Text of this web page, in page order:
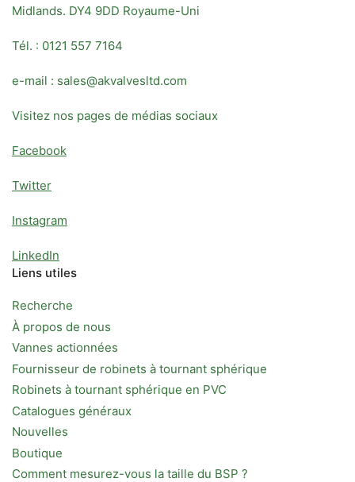
Midlands. DY4 9DD Royaume-Uni
Tél. : 0121 557 7164
e-mail : sales@akvalvesltd.com
Visitez nos pages de médias sociaux
Facebook
Twitter
Instagram
LinkedIn
Liens utiles
Recherche
À propos de nous
Vannes actionnées
Fournisseur de robinets à tournant sphérique
Robinets à tournant sphérique en PVC
Catalogues généraux
Nouvelles
Boutique
Comment mesurez-vous la taille du BSP ?